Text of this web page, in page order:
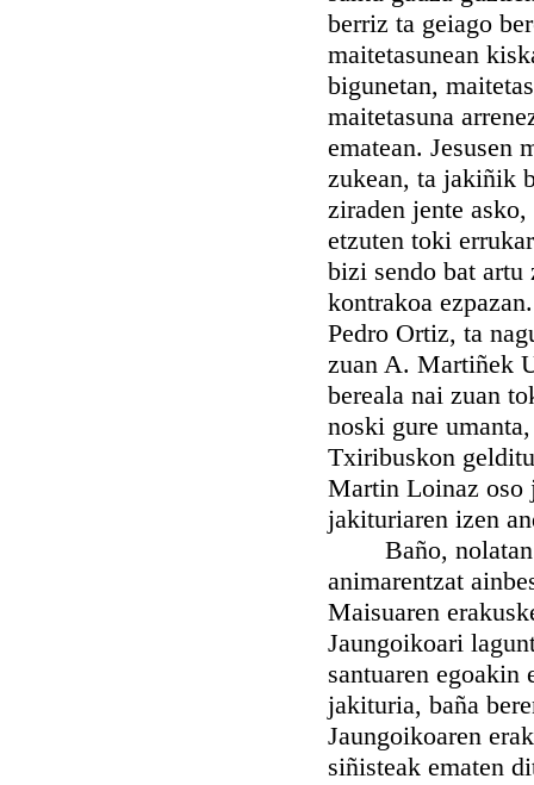
berriz ta geiago
maitetasunean
bigunetan,
maitetasuna
ematean. Jesusen
zukean, ta jakiñik
ziraden jente
etzuten toki
bizi sendo bat artu
kontrakoa
Pedro Ortiz, ta
zuan A. Martiñek
bereala nai zuan
noski gure
Txiribuskon
Martin Loinaz oso
jakituriaren izen
Baño, nolatan
animarentzat
Maisuaren
Jaungoikoari
santuaren
jakituria, baña
Jaungoikoaren
siñisteak ematen